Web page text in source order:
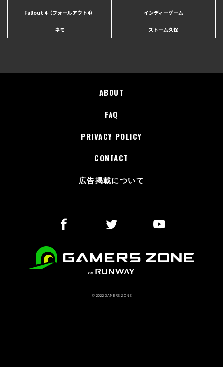
Fallout 4（フォールアウト4） インディーゲーム
ネモ ストーム久保
ABOUT
FAQ
PRIVACY POLICY
CONTACT
広告掲載について
© 2022 GAMERS ZONE